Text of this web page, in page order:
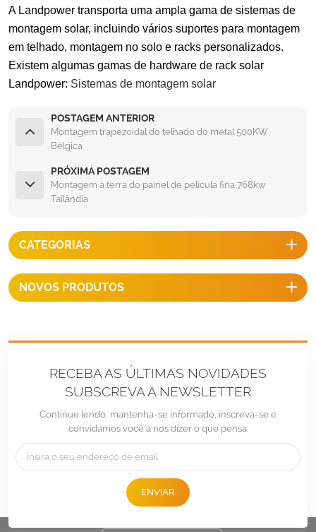
A Landpower transporta uma ampla gama de sistemas de
montagem solar, incluindo vários suportes para montagem
em telhado, montagem no solo e racks personalizados.
Existem algumas gamas de hardware de rack solar
Landpower: Sistemas de montagem solar
POSTAGEM ANTERIOR
Montagem trapezoidal do telhado do metal 500KW
Bélgica
PRÓXIMA POSTAGEM
Montagem à terra do painel de película fina 768kw
Tailândia
CATEGORIAS
NOVOS PRODUTOS
RECEBA AS ÚLTIMAS NOVIDADES
SUBSCREVA A NEWSLETTER
Continue lendo, mantenha-se informado, inscreva-se e
convidamos você a nos dizer o que pensa.
ENVIAR
Tel : +86 -592-6212776
Sales@LandpowerSolar.com
Add : Unit 206-9, No 15, Duiying Road, Jimei District, Xiamen, China